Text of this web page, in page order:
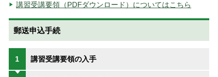
講習受講要領（PDFダウンロード）についてはこちら
郵送申込手続
1 講習受講要領の入手